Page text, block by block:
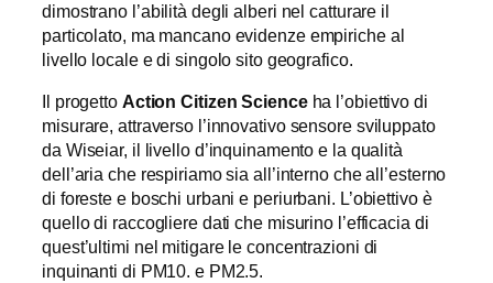
dimostrano l’abilità degli alberi nel catturare il
particolato, ma mancano evidenze empiriche al
livello locale e di singolo sito geografico.
Il progetto Action Citizen Scienceha l’obiettivo di
misurare, attraverso l’innovativo sensore sviluppato
da Wiseiar, il livello d’inquinamento e la qualità
dell’aria che respiriamo sia all’interno che all’esterno
di foreste e boschi urbani e periurbani. L’obiettivo è
quello di raccogliere dati che misurino l’efficacia di
quest’ultimi nel mitigare le concentrazioni di
inquinanti di PM10. e PM2.5.